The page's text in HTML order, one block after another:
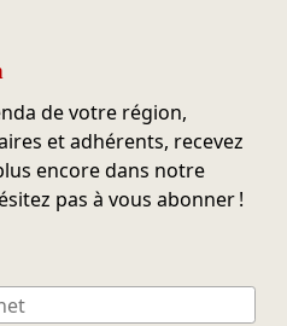
de votre région,
et adhérents, recevez
encore dans notre
pas à vous abonner !